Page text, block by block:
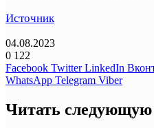
Источник
04.08.2023
0 122
Facebook Twitter LinkedIn
WhatsApp Telegram Viber
Читать следующую